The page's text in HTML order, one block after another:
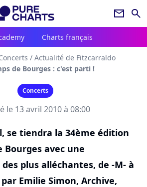
newsletter search
Charts français
/ Actualité de Fitzcarraldo
de Bourges : c'est parti !
Concerts
le 13 avril 2010 à 08:00
se tiendra la 34ème édition
Bourges avec une
plus alléchantes, de -M- à
Emilie Simon, Archive,